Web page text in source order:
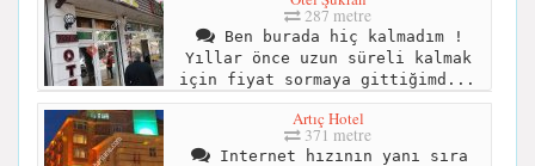
287 metre
Ben burada hiç kalmadım !
Yıllar önce uzun süreli kalmak
için fiyat sormaya gittiğimd...
Artıç Hotel
371 metre
Internet hızının yanı sıra